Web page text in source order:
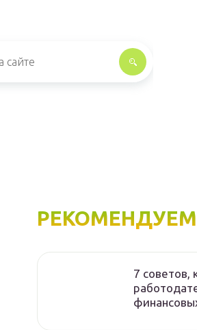
РЕКОМЕНДУЕМ
7 советов,